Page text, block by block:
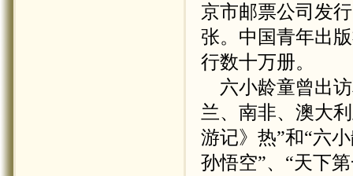
京市邮票公司发
张。中国青年出
行数十万册。
六小龄童曾出
兰、南非、澳大
游记》热”和“六
孙悟空”、“天下